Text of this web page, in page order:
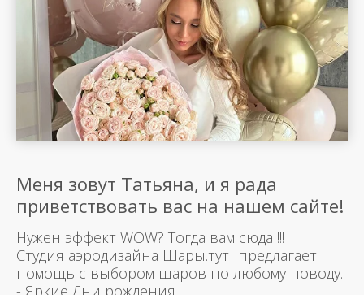
Меня зовут Татьяна, и я рада
приветствовать вас на нашем сайте!
Нужен эффект WOW? Тогда вам сюда !!!
Студия аэродизайна Шары.тут предлагает
помощь с выбором шаров по любому поводу.
- Яркие Дни рождения